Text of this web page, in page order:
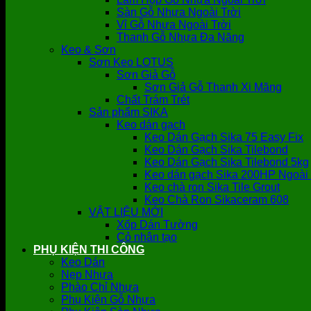
Sàn Gỗ Nhựa Ngoài Trời
Vỉ Gỗ Nhựa Ngoài Trời
Thanh Gỗ Nhựa Đa Năng
Keo & Sơn
Sơn Keo LOTUS
Sơn Giả Gỗ
Sơn Giả Gỗ Thanh Xi Măng
Chất Trám Trét
Sản phẩm SIKA
Keo dán gạch
Keo Dán Gạch Sika 75 Easy Fix
Keo Dán Gạch Sika Tilebond
Keo Dán Gạch Sika Tilebond 5kg
Keo dán gạch Sika 200HP
Keo chà ron Sika Tile Grout
Keo Chà Ron Sikaceram 608
VẬT LIỆU MỚI
Xốp Dán Tường
Cỏ nhân tạo
PHỤ KIỆN THI CÔNG
Keo Dán
Nẹp Nhựa
Phào Chỉ Nhựa
Phụ Kiện Gỗ Nhựa